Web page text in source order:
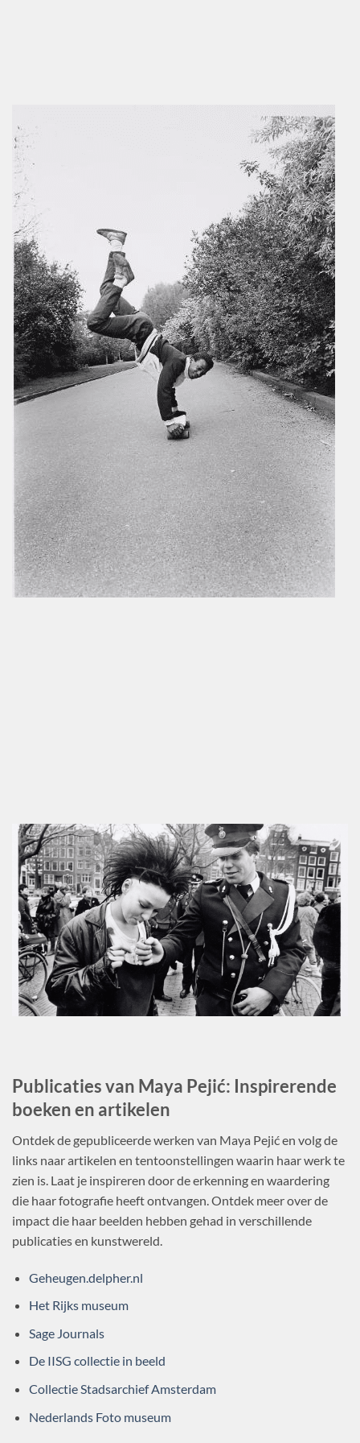
Publicaties van Maya Pejić: Inspirerende
boeken en artikelen
Ontdek de gepubliceerde werken van Maya Pejić en volg de
links naar artikelen en tentoonstellingen waarin haar werk te
zien is. Laat je inspireren door de erkenning en waardering
die haar fotografie heeft ontvangen. Ontdek meer over de
impact die haar beelden hebben gehad in verschillende
publicaties en kunstwereld.
Geheugen.delpher.nl
Het Rijks museum
Sage Journals
De IISG collectie in beeld
Collectie Stadsarchief Amsterdam
Nederlands Foto museum